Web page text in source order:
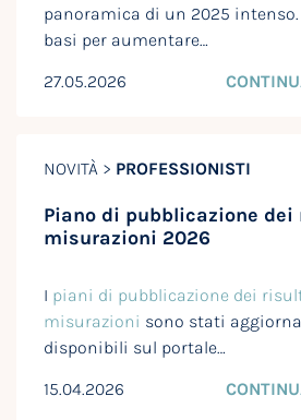
panoramica di un 2025 intenso.
basi per aumentare…
27.05.2026
NOVITÀ > PROFESSIONISTI
Piano di pubblicazione
misurazioni 2026
I piani di pubblicazione dei
misurazioni sono stati
disponibili sul portale…
15.04.2026